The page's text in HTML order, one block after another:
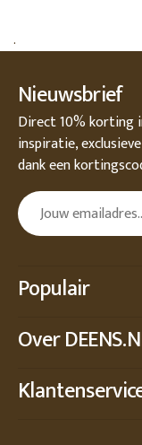
.
Nieuwsbrief
Direct 10% korting
inspiratie,
dank een
Populair
Over